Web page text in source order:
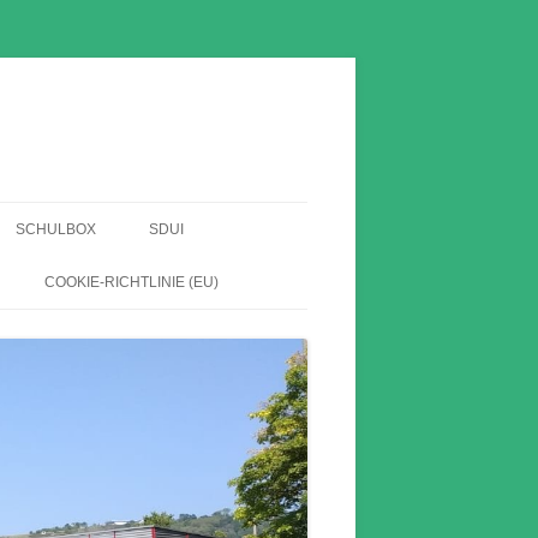
SCHULBOX SDUI
COOKIE-RICHTLINIE (EU)